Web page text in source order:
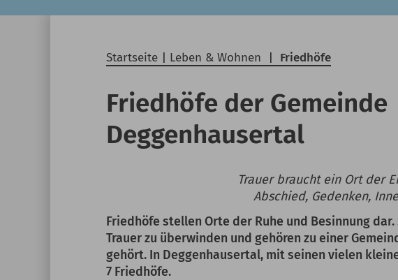
Startseite Leben & Wohnen Friedhöfe
Friedhöfe der Gemeinde
Deggenhausertal
Trauer braucht ein Ort der
Abschied, Gedenken,
Friedhöfe stellen Orte der Ruhe und Besinnung
Trauer zu überwinden und gehören zu einer
gehört. In Deggenhausertal, mit seinen vielen
7 Friedhöfe.